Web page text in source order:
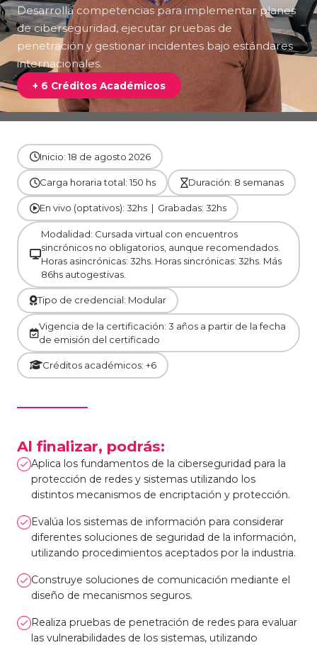
Desarrollá competencias para implementar planes
de ciberseguridad, ejecutar pruebas de
penetración y gestionar incidentes bajo estándares
internacionales.
+ 6 Créditos Académicos
Inicio: 18 de agosto 2026
Carga horaria total: 150 hs Duración: 8 semanas
En vivo (optativos): 32hs | Grabadas: 32hs
Modalidad: Cursada virtual con encuentros
sincrónicos no obligatorios, aunque recomendados.
Horas asincrónicas: 32hs. Horas sincrónicas: 32hs. Más
86hs autogestivas.
Tipo de credencial: Modular
Vigencia de la certificación: 3 años a partir de la fecha
de emisión del certificado
Créditos académicos: +6
Al finalizar, podrás:
Aplica los fundamentos de la ciberseguridad para la
protección de redes y sistemas utilizando los
distintos mecanismos de encriptación y protección.
Evalúa los sistemas de información para considerar
diferentes soluciones de seguridad de la información,
utilizando procedimientos aceptados por la industria.
Construye soluciones de comunicación mediante el
diseño de mecanismos seguros.
Realiza pruebas de penetración de redes para evaluar
las vulnerabilidades de los sistemas, utilizando